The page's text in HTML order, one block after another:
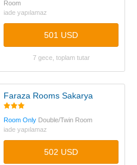
Room
iade yapılamaz
501 USD
7 gece, toplam tutar
Faraza Rooms Sakarya
Room Only Double/Twin Room
iade yapılamaz
502 USD